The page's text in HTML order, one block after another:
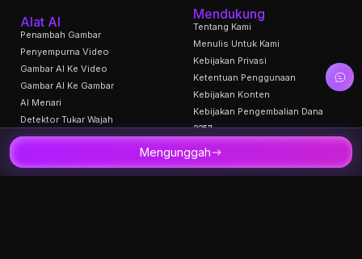
Mengunggah
Alat AI
Penambah Gambar
Penyempurna Video
Gambar AI Ke Video
Gambar AI Ke Gambar
AI Menari
Detektor Tukar Wajah
Generator Kartu Natal AI
Menganimasikan Panel Manga
Mendukung
Tentang Kami
Menulis Untuk Kami
Kebijakan Privasi
Ketentuan Penggunaan
Kebijakan Konten
Kebijakan Pengembalian Dana
2257
Blog